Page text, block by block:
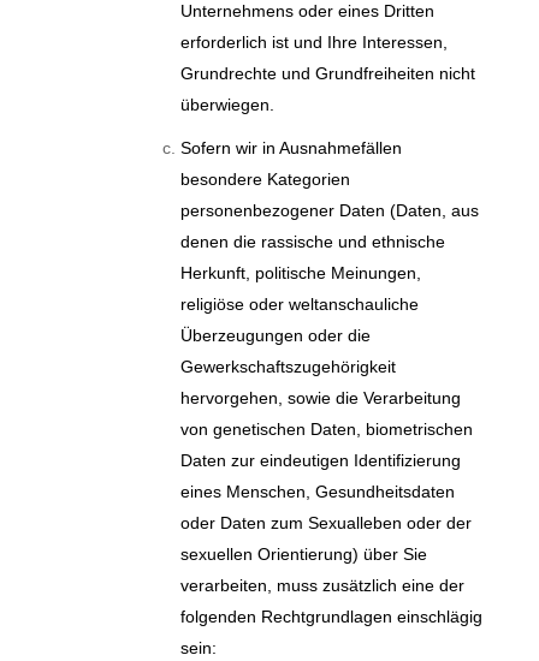
Unternehmens oder eines Dritten
erforderlich ist und Ihre Interessen,
Grundrechte und Grundfreiheiten nicht
überwiegen.
Sofern wir in Ausnahmefällen
besondere Kategorien
personenbezogener Daten (Daten, aus
denen die rassische und ethnische
Herkunft, politische Meinungen,
religiöse oder weltanschauliche
Überzeugungen oder die
Gewerkschaftszugehörigkeit
hervorgehen, sowie die Verarbeitung
von genetischen Daten, biometrischen
Daten zur eindeutigen Identifizierung
eines Menschen, Gesundheitsdaten
oder Daten zum Sexualleben oder der
sexuellen Orientierung) über Sie
verarbeiten, muss zusätzlich eine der
folgenden Rechtgrundlagen einschlägig
sein: